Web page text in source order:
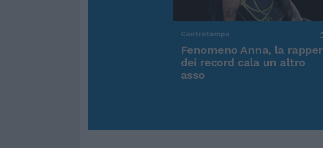
Controtempo
Fenomeno Anna, la rapper
dei record cala un altro
asso